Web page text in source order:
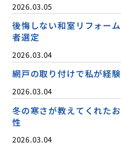
2026.03.05
後悔しない和室リフォー
者選定
2026.03.04
網戸の取り付けで私が経
2026.03.04
冬の寒さが教えてくれた
性
2026.03.04